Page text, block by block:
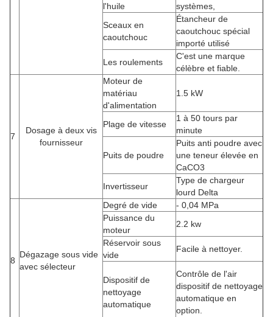
l'huile
systèmes,
Sceaux en
caoutchouc
Étancheur de
caoutchouc spécial
importé utilisé
Les roulements
C'est une marque
célèbre et fiable.
7
Dosage à deux vis
fournisseur
Moteur de
matériau
d'alimentation
1.5 kW
Plage de vitesse
1 à 50 tours par
minute
Puits de poudre
Puits anti poudre avec
une teneur élevée en
CaCO3
Invertisseur
Type de chargeur
lourd Delta
8
Dégazage sous vide
avec sélecteur
Degré de vide
- 0,04 MPa
Puissance du
moteur
2.2 kw
Réservoir sous
vide
Facile à nettoyer.
Dispositif de
nettoyage
automatique
Contrôle de l'air
dispositif de nettoyage
automatique en
option.